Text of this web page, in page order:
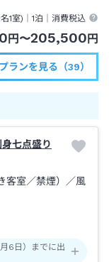
名1室)｜1泊 ｜消費税込
円 〜205,500 円
ランを見る（39）
七点盛り
室／禁煙） ／風
6日）までに出